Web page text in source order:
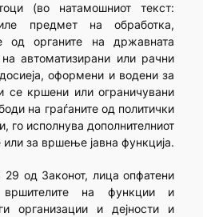
(во натамошниот текст:
предмет на обработка,
од органите на државната
автоматизирани или рачни
оформени и водени за
се кршени или ограничувани
на граѓаните од политички
го исполнува дополнителниот
за вршење јавна функција.
29 од Законот, лица опфатени
на функции и
организации и дејности и